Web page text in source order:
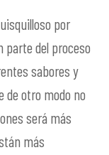
por
del proceso
sabores y
de otro modo no
será más
más